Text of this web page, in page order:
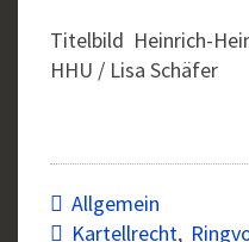
Titelbild Heinrich-
HHU / Lisa Schäfer
Allgemein
Kartellrecht,